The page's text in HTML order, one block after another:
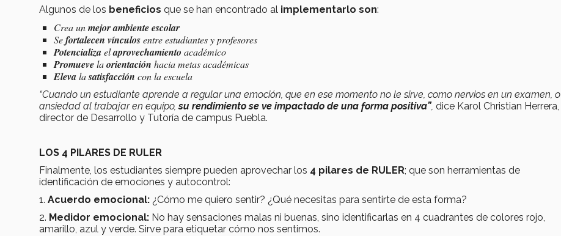
Algunos de los beneficios que se han encontrado al implementarlo son:
Crea unmejor ambiente escolar
Sefortalecen vínculosentre estudiantes y profesores
Potencializaelaprovechamiento académico
Promuevelaorientación hacia metas académicas
Elevalasatisfacción con la escuela
“Cuando un estudiante aprende a regular una emoción, que en ese momento no le sirve, como nervios en un examen, o
ansiedad al trabajar en equipo,su rendimiento se ve impactado de una forma positiva”, dice Karol Christian Herrera,
director de Desarrollo y Tutoría de campus Puebla.
LOS 4 PILARES DE RULER
Finalmente, los estudiantes siempre pueden aprovechar los 4 pilares de RULER; que son herramientas de
identificación de emociones y autocontrol:
1. Acuerdo emocional: ¿Cómo me quiero sentir? ¿Qué necesitas para sentirte de esta forma?
2. Medidor emocional: No hay sensaciones malas ni buenas, sino identificarlas en 4 cuadrantes de colores rojo,
amarillo, azul y verde. Sirve para etiquetar cómo nos sentimos.